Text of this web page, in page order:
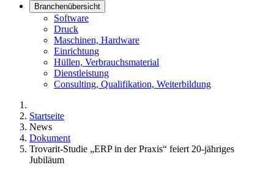
Branchenübersicht
Software
Druck
Maschinen, Hardware
Einrichtung
Hüllen, Verbrauchsmaterial
Dienstleistung
Consulting, Qualifikation, Weiterbildung
Startseite
News
Dokument
Trovarit-Studie „ERP in der Praxis“ feiert 20-jähriges
Jubiläum